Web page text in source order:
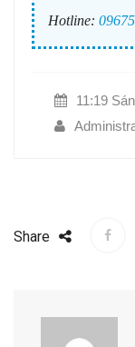
Hotline:
11:19
Share